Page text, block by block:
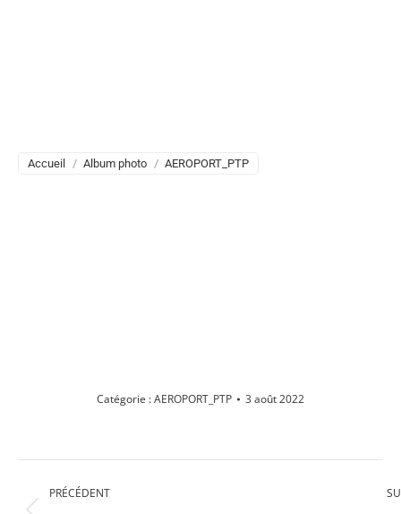
Vous êtes ici :
Accueil Album photo AEROPORT_PTP
Catégorie :AEROPORT_PTP 3 août 2022
album
PRÉCÉDENT